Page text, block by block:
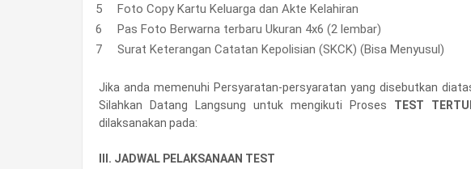
Foto Copy Kartu Keluarga dan Akte Kelahiran
Pas Foto Berwarna terbaru Ukuran 4x6 (2 lembar)
Surat Keterangan Catatan Kepolisian (SKCK) (Bisa Menyusul)
Jika anda memenuhi Persyaratan-persyaratan yang disebutkan
Silahkan Datang Langsung untuk mengikuti Proses TEST
dilaksanakan pada:
III. JADWAL PELAKSANAAN TEST